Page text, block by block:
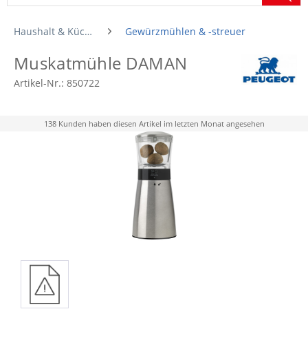
Haushalt & Küche Gewürzmühlen & -streuer
Muskatmühle DAMAN
Artikel-Nr.: 850722
138 Kunden haben diesen Artikel im letzten Monat angesehen